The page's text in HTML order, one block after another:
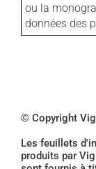
ou la
données des
© Copyright
Les feuillets
produits par